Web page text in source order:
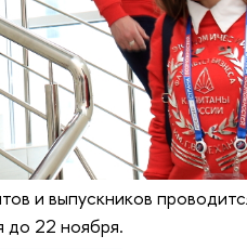
и выпускников
до 22 ноября.